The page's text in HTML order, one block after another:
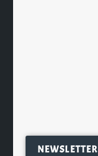
NEWSLETTER